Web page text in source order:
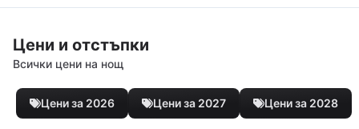
Цени и отстъпки
Всички цени на нощ
Цени за 2026 Цени за 2027 Цени за 2028